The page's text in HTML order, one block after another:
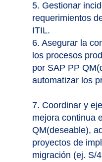
5. Gestionar
requerimientos
ITIL.
6. Asegurar la
los procesos
por SAP PP
automatizar los
7. Coordinar y
mejora continua
QM(deseable),
proyectos de
migración (ej. S/